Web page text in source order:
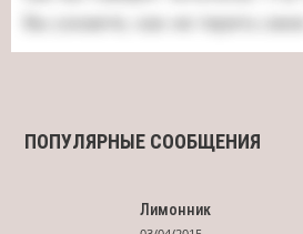
ПОПУЛЯРНЫЕ СООБЩЕНИЯ
Лимонник